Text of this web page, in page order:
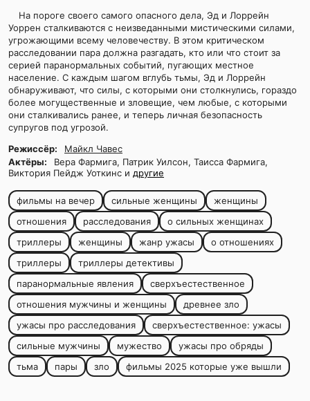
На пороге своего самого опасного дела, Эд и Лоррейн
Уоррен сталкиваются с неизведанными мистическими силами,
угрожающими всему человечеству. В этом критическом
расследовании пара должна разгадать, кто или что стоит за
серией паранормальных событий, пугающих местное
население. С каждым шагом вглубь тьмы, Эд и Лоррейн
обнаруживают, что силы, с которыми они столкнулись, гораздо
более могущественные и зловещие, чем любые, с которыми
они сталкивались ранее, и теперь личная безопасность
супругов под угрозой.
Режиссёр:
Майкл Чавес
Актёры:
Вера Фармига, Патрик Уилсон, Таисса Фармига,
Виктория Пейдж Уоткинс и другие
фильмы на вечер сильные женщины
женщины
отношения
расследования
о сильных женщинах
триллеры
женщины жанр ужасы
о отношениях
триллеры
триллеры детективы
паранормальные явления
сверхъестественное
отношения мужчины и женщины
древнее зло
ужасы про расследования
сверхъестественное: ужасы
сильные мужчины
мужество
ужасы про обряды
тьма
пары зло фильмы 2025 которые уже вышли